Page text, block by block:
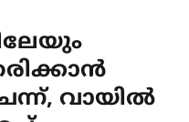
വായില്‍